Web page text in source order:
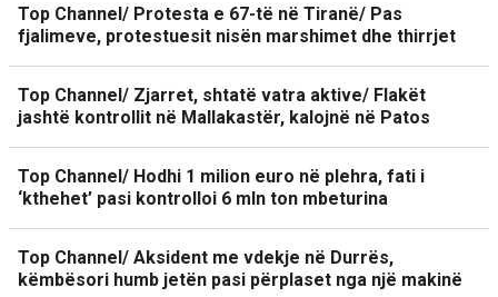
Top Channel/ Protesta e 67-të në Tiranë/ Pas
fjalimeve, protestuesit nisën marshimet dhe thirrjet
Top Channel/ Zjarret, shtatë vatra aktive/ Flakët
jashtë kontrollit në Mallakastër, kalojnë në Patos
Top Channel/ Hodhi 1 milion euro në plehra, fati i
‘kthehet’ pasi kontrolloi 6 mln ton mbeturina
Top Channel/ Aksident me vdekje në Durrës,
këmbësori humb jetën pasi përplaset nga një makinë